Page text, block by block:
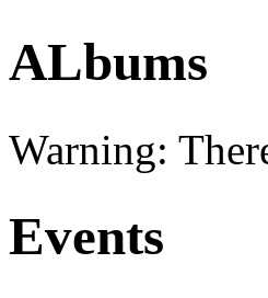
ALbums
Warning:
Events